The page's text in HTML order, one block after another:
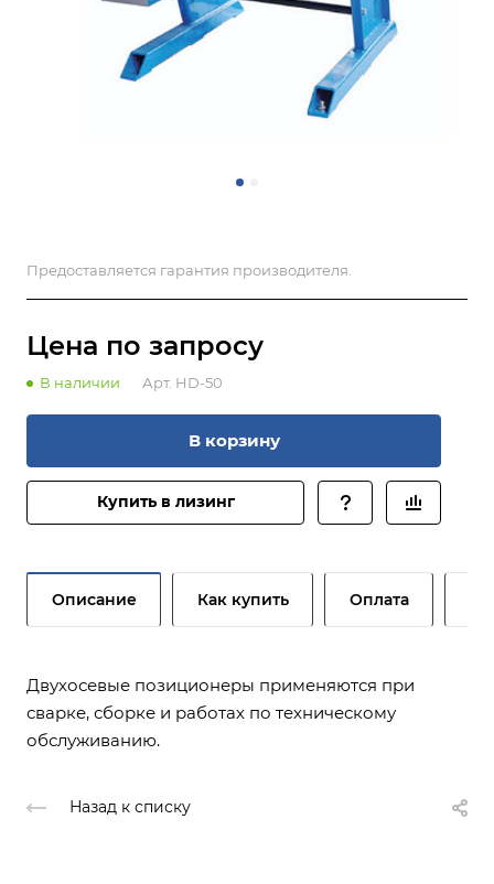
Предоставляется гарантия производителя.
Цена по запросу
В наличии Арт. HD-50
В корзину
Купить в лизинг
Описание Как купить Оплата
Двухосевые позиционеры применяются при
сварке, сборке и работах по техническому
обслуживанию.
Назад к списку